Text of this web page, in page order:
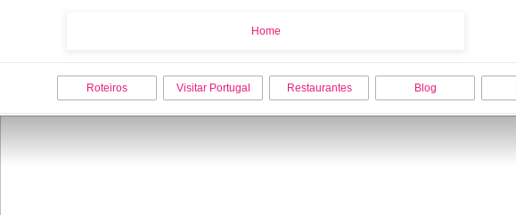
Home
Roteiros Visitar Portugal Restaurantes Blog